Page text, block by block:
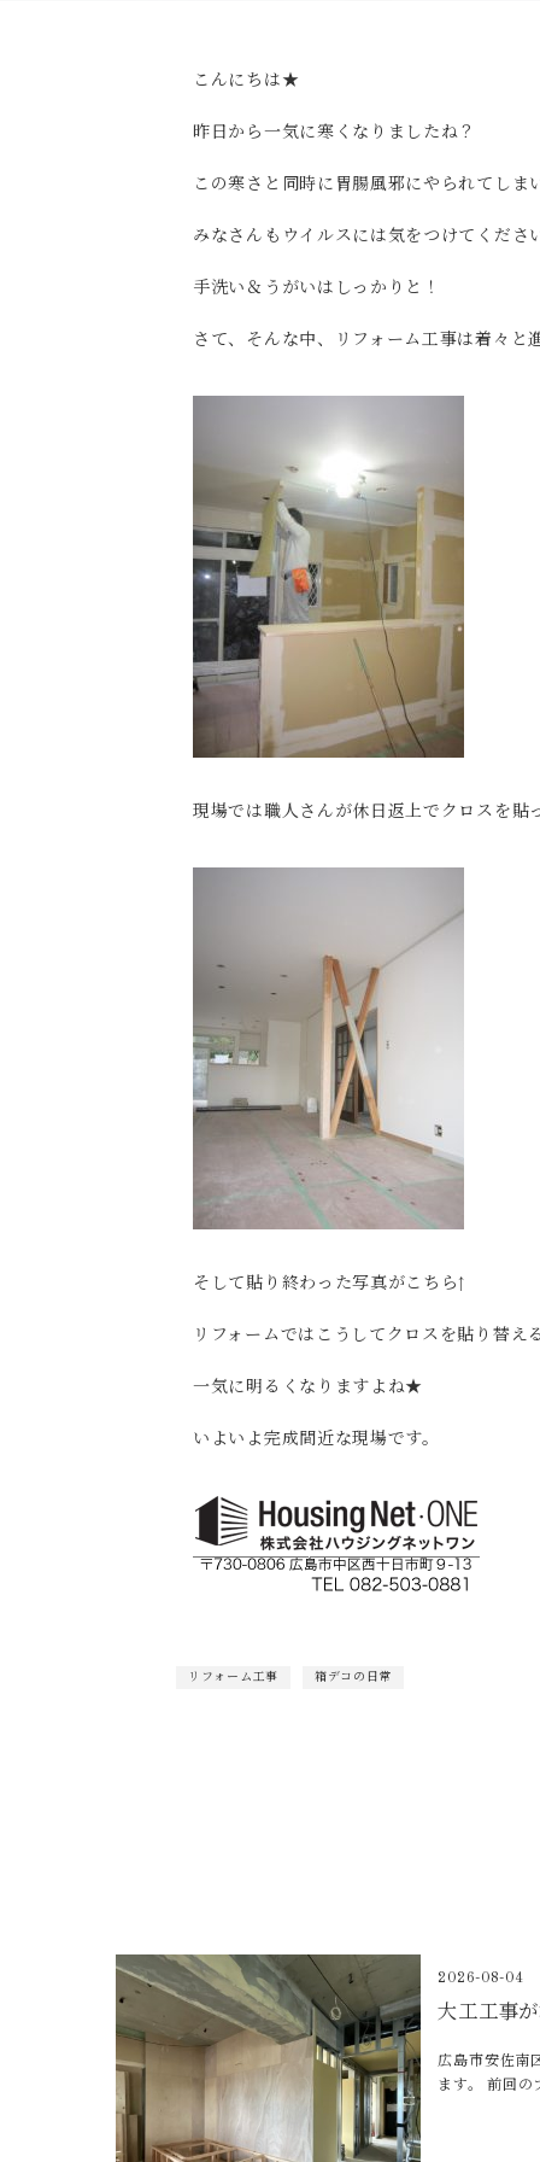
こんにちは★
昨日から一気に寒くなりましたね？
この寒さと同時に胃腸風邪にやられてしま
みなさんもウイルスには気をつけてくださ
手洗い＆うがいはしっかりと！
さて、そんな中、リフォーム工事は着々と
現場では職人さんが休日返上でクロスを貼
そして貼り終わった写真がこちら↑
リフォームではこうしてクロスを貼り替え
一気に明るくなりますよね★
いよいよ完成間近な現場です。
リフォーム工事 箱デコの日常
2026-08-04
大工工事
広島市安佐南
ます。 前回の